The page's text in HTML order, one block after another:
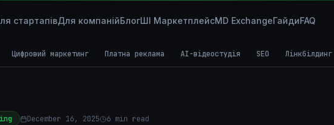
стартапівДля компанійБлогШІ МаркетплейсMD ExchangeГайдиFAQ
Цифровий маркетинг Платна реклама AI-відеостудія SEO Лінкбілдинг
December 16, 2025 6 min read